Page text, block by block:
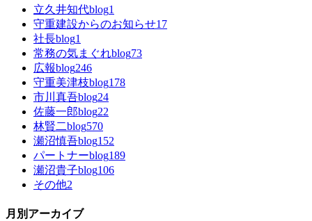
立久井知代blog1
守重建設からのお知らせ17
社長blog1
常務の気まぐれblog73
広報blog246
守重美津枝blog178
市川真吾blog24
佐藤一郎blog22
林賢二blog570
瀬沼慎吾blog152
パートナーblog189
瀬沼貴子blog106
その他2
月別アーカイブ